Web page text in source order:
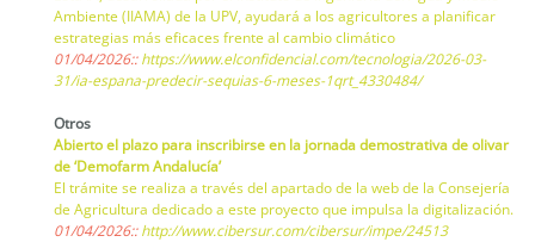
Ambiente (IIAMA) de la UPV, ayudará a los agricultores a planificar
estrategias más eficaces frente al cambio climático
01/04/2026::https://www.elconfidencial.com/tecnologia/2026-03-
31/ia-espana-predecir-sequias-6-meses-1qrt_4330484/
Otros
Abierto el plazo para inscribirse en la jornada demostrativa de olivar
de ‘Demofarm Andalucía’
El trámite se realiza a través del apartado de la web de la Consejería
de Agricultura dedicado a este proyecto que impulsa la digitalización.
01/04/2026::http://www.cibersur.com/cibersur/impe/24513